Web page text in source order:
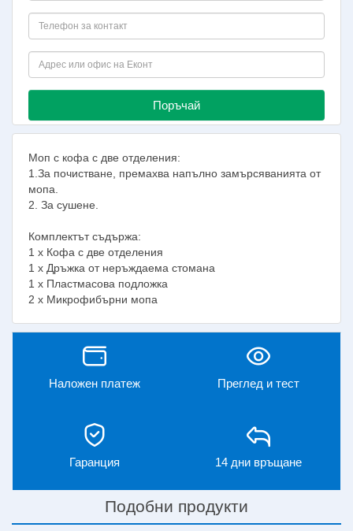
Поръчай
Моп с кофа с две отделения:
1.За почистване, премахва напълно замърсяванията от
мопа.
2. За сушене.
Комплектът съдържа:
1 х Кофа с две отделения
1 х Дръжка от неръждаема стомана
1 х Пластмасова подложка
2 х Микрофибърни мопа
Наложен платеж Преглед и тест
Гаранция 14 дни връщане
Подобни продукти